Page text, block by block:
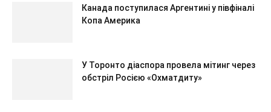
Канада поступилася Аргентині у півфіналі
Копа Америка
У Торонто діаспора провела мітинг через
обстріл Росією «Охматдиту»